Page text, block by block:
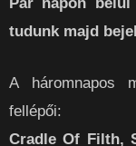
tudunk majd
A háromnapos
fellépői:
Cradle Of Filth,